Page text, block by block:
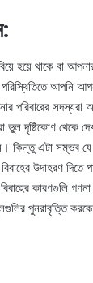
হয়ে থাকে বা
আপনি
পরিবারের সদস্যরা
ভুল দৃষ্টিকোণ থেকে
কিন্তু এটা সম্ভব যে
উদাহরণ দিতে
কারণগুলি
পুনরাবৃত্তি